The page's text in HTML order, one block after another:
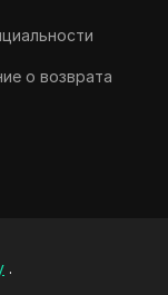
о возврата
.